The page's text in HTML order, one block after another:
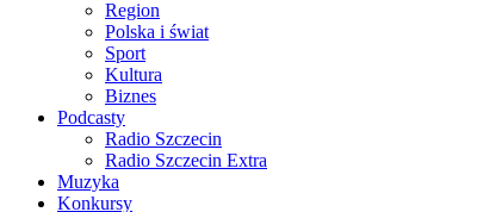
Region
Polska i świat
Sport
Kultura
Biznes
Podcasty
Radio Szczecin
Radio Szczecin Extra
Muzyka
Konkursy